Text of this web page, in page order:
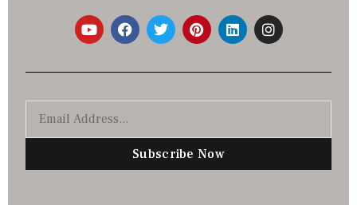
Subscribe Now